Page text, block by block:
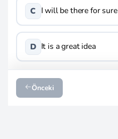
C I will be there for sure
D It is a great idea
Önceki